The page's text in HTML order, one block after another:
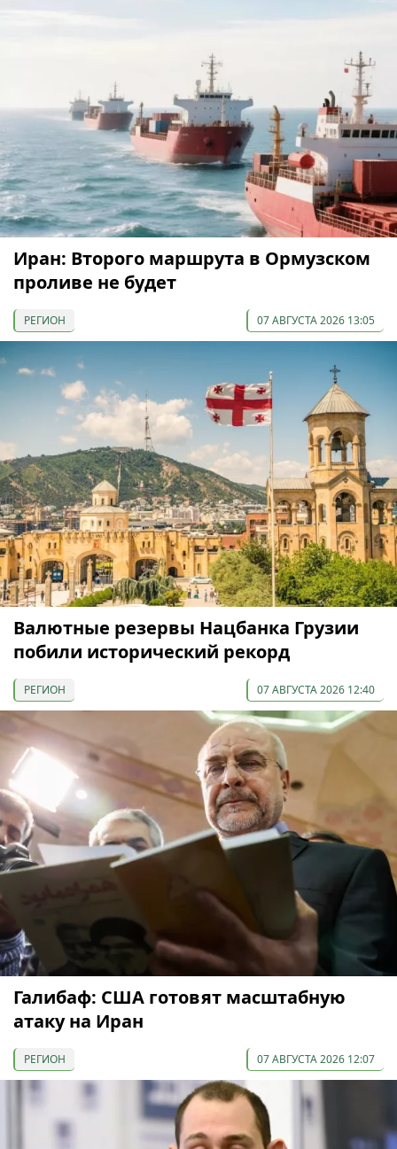
Иран: Второго маршрута в Ормузском
проливе не будет
РЕГИОН 07 АВГУСТА 2026 13:05
Валютные резервы Нацбанка Грузии
побили исторический рекорд
РЕГИОН 07 АВГУСТА 2026 12:40
Галибаф: США готовят масштабную
атаку на Иран
РЕГИОН 07 АВГУСТА 2026 12:07